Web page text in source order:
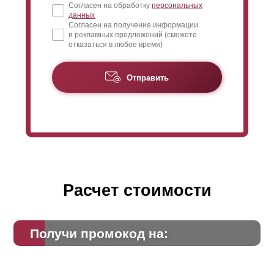
Согласен на обработку персональных
данных
Согласен на получение информации
и рекламных предложений (сможете
отказаться в любое время)
Отправить
Расчет стоимости
Получи промокод на: